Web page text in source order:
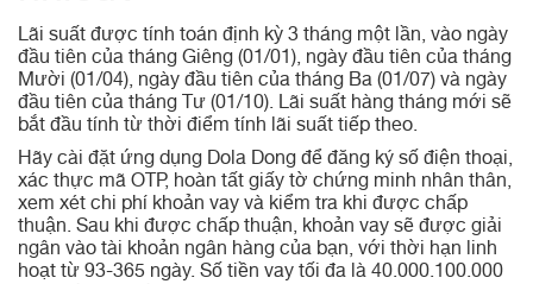
Lãi suất được tính toán định kỳ 3 tháng một lần, vào ngày
đầu tiên của tháng Giêng (01/01), ngày đầu tiên của tháng
Mười (01/04), ngày đầu tiên của tháng Ba (01/07) và ngày
đầu tiên của tháng Tư (01/10). Lãi suất hàng tháng mới sẽ
bắt đầu tính từ thời điểm tính lãi suất tiếp theo.
Hãy cài đặt ứng dụng Dola Dong để đăng ký số điện thoại,
xác thực mã OTP, hoàn tất giấy tờ chứng minh nhân thân,
xem xét chi phí khoản vay và kiểm tra khi được chấp
thuận. Sau khi được chấp thuận, khoản vay sẽ được giải
ngân vào tài khoản ngân hàng của bạn, với thời hạn linh
hoạt từ 93-365 ngày. Số tiền vay tối đa là 40.000.100.000